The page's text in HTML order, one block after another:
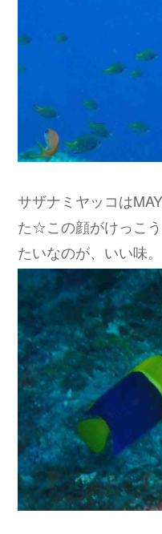
サザナミヤッコは
た☆この顔がけっこ
たいなのが、いい味。